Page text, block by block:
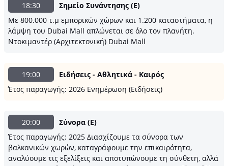
18:30
Σημείο Συνάντησης (E)
Με 800.000 τ.μ εμπορικών χώρων και 1.200 καταστήματα, η
λάμψη του Dubai Mall απλώνεται σε όλο τον πλανήτη.
Ντοκιμαντέρ (Αρχιτεκτονική) Dubai Mall
19:00
Ειδήσεις - Αθλητικά - Καιρός
Έτος παραγωγής: 2026 Ενημέρωση (Ειδήσεις)
20:00
Σύνορα (E)
Έτος παραγωγής: 2025 Διασχίζουμε τα σύνορα των
βαλκανικών χωρών, καταγράφουμε την επικαιρότητα,
αναλύουμε τις εξελίξεις και αποτυπώνουμε τη σύνθετη, αλλά